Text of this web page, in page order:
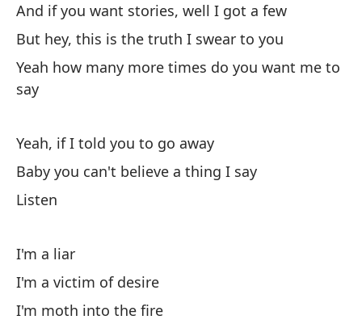
And if you want stories, well I got a few
But hey, this is the truth I swear to you
Yeah how many more times do you want me to
say
Yeah, if I told you to go away
Baby you can't believe a thing I say
Listen
I'm a liar
I'm a victim of desire
I'm moth into the fire